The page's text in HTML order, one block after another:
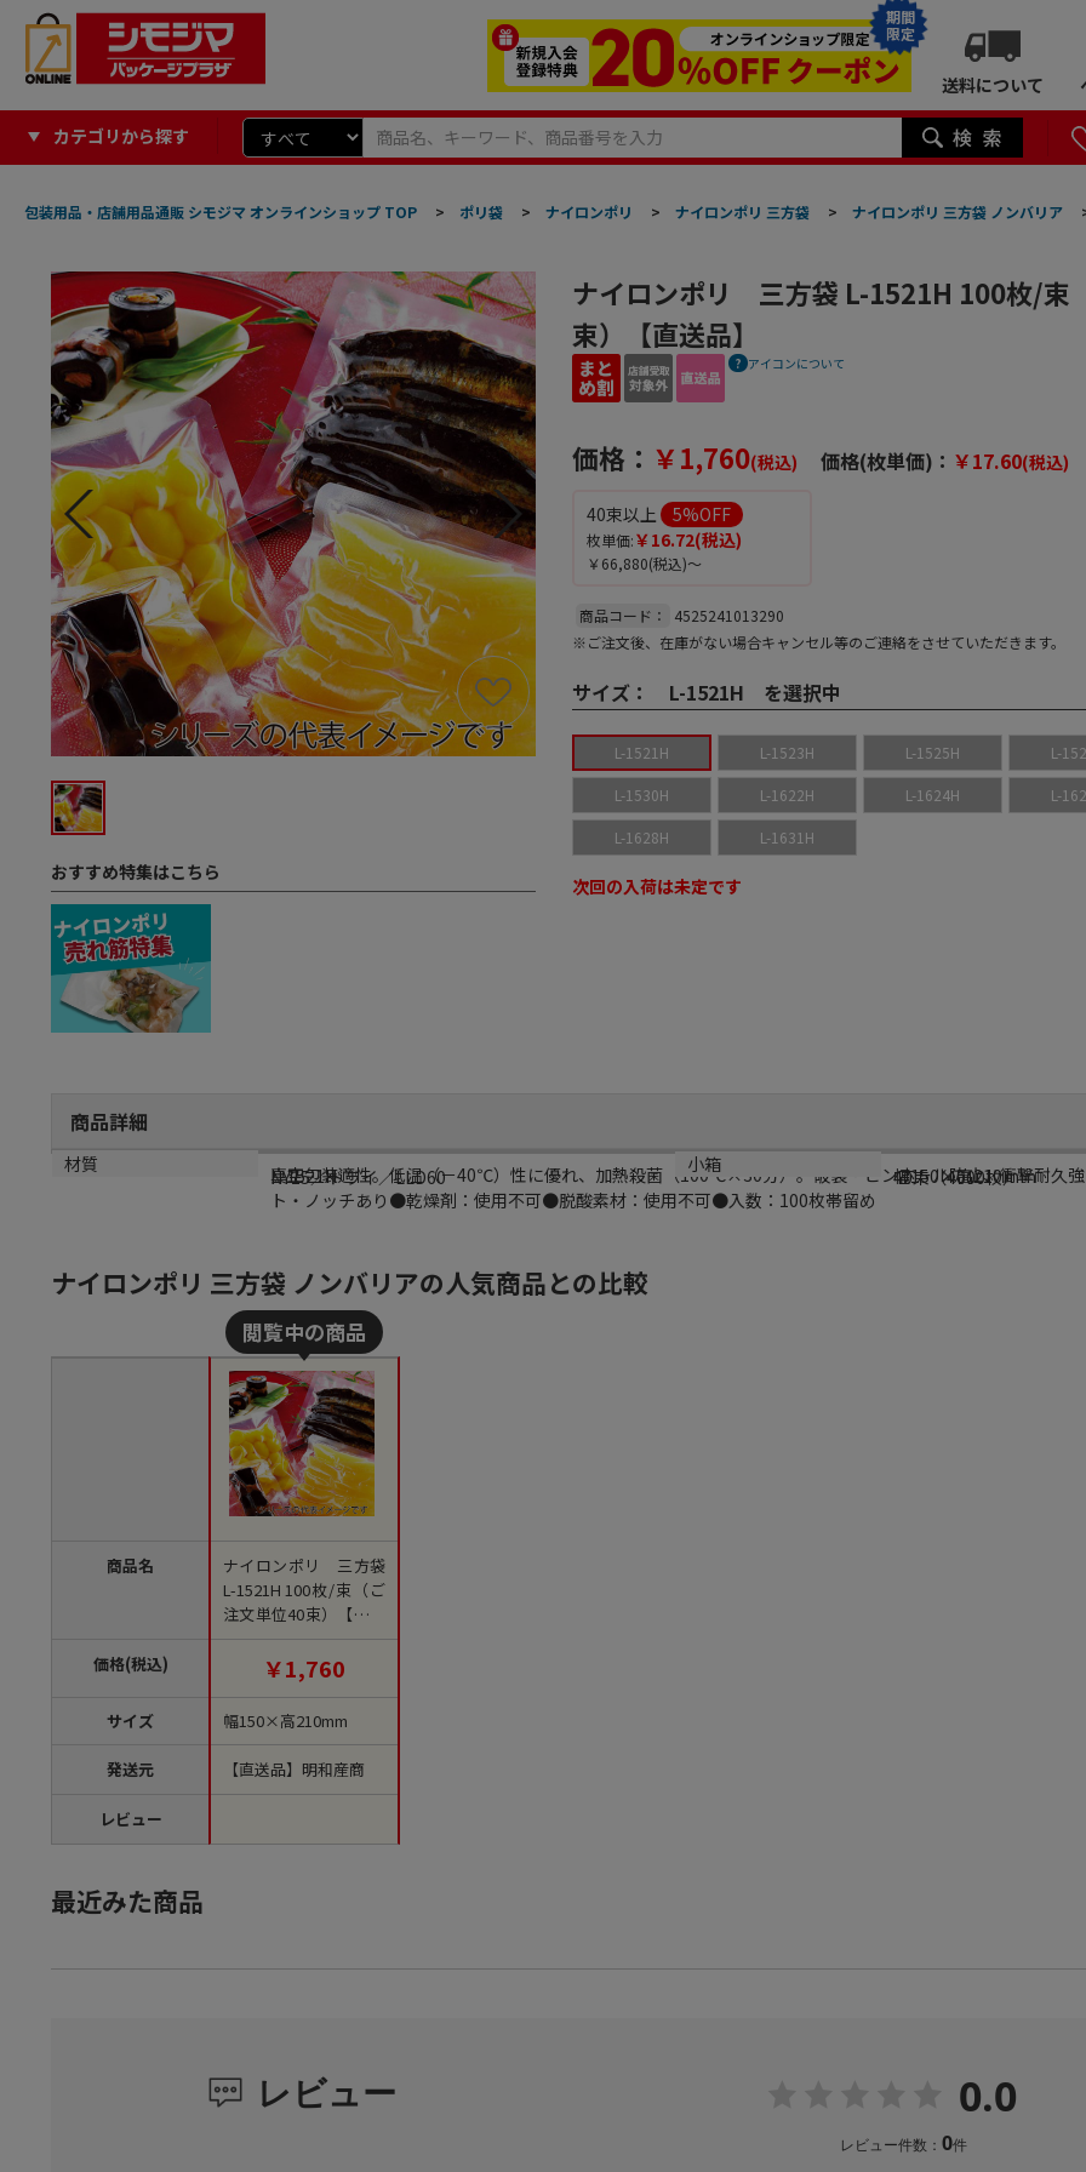
期間
限定
送料について
カテゴリから探す
包装用品・店舗用品通販 シモジマ オンラインショップ TOP > ポリ袋 > ナイロンポリ > ナイロンポリ 三方袋 > ナイロンポリ 三方袋 ノンバリア
おすすめ特集はこちら
ナイロンポリ 三方袋 L-1521H 100枚/束
束）【直送品】
アイコンについて
価格： ￥1,760(税込) 価格(枚単価)： ￥17.60(税込)
40束以上 5%OFF
枚単価:￥16.72(税込)
￥66,880(税込)～
商品コード：
4525241013290
※ご注文後、在庫がない場合キャンセル等のご連絡をさせていただきます。
サイズ： L-1521H を選択中
L-1521H L-1523H L-1525H L-
L-1530H L-1622H L-1624H L-
L-1628H L-1631H
次回の入荷は未定です
商品詳細
商品説明
真空包装適性。低温（－40℃）性に優れ、加熱殺菌（100℃×30分）。破袋・ピンホール防止、衝撃耐久
ト・ノッチあり●乾燥剤：使用不可●脱酸素材：使用不可●入数：100枚帯留め
規格
L-1521H
サイズ
幅150×高210mm
材質
NY15／ドライ／LLD60
小箱
40束（4000枚）
ナイロンポリ 三方袋 ノンバリアの人気商品との比較
商品名
価格(税込)
サイズ
発送元
レビュー
ナイロンポリ 三方袋
L-1521H 100枚/束（ご
注文単位40束）【直送
品】
￥1,760
幅150×高210mm
【直送品】明和産商
最近みた商品
レビュー 0.0
レビュー件数： 0件